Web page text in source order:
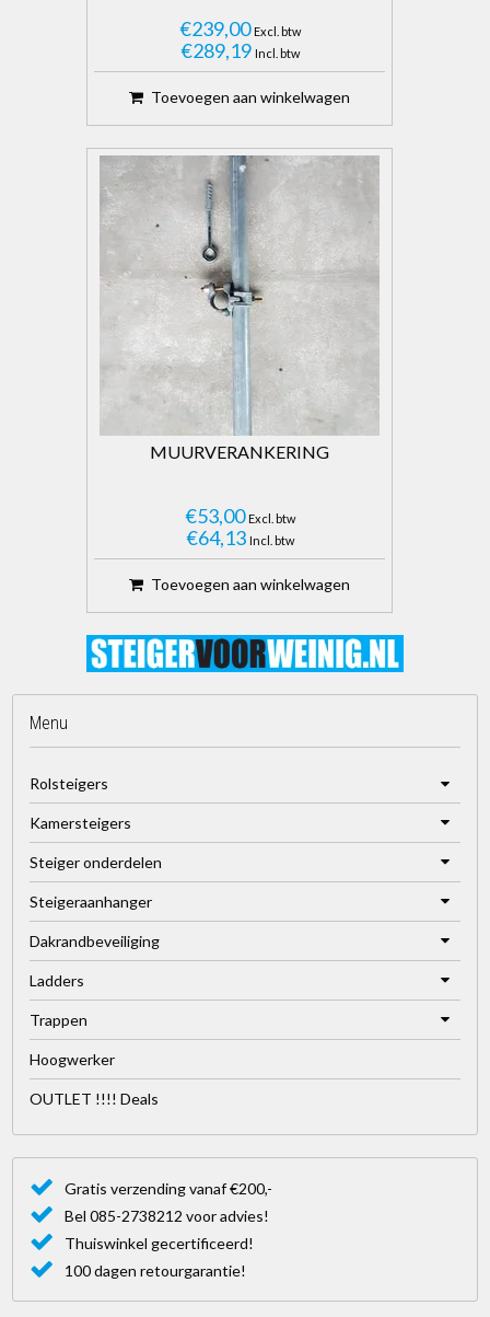
€239,00 Excl. btw
€289,19 Incl. btw
Toevoegen aan winkelwagen
MUURVERANKERING
€53,00 Excl. btw
€64,13 Incl. btw
Toevoegen aan winkelwagen
Menu
Rolsteigers
Kamersteigers
Steiger onderdelen
Steigeraanhanger
Dakrandbeveiliging
Ladders
Trappen
Hoogwerker
OUTLET !!!! Deals
Gratis verzending vanaf €200,-
Bel 085-2738212 voor advies!
Thuiswinkel gecertificeerd!
100 dagen retourgarantie!